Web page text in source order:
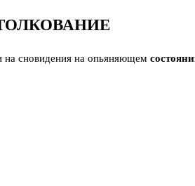
на сновидения на опьяняющем